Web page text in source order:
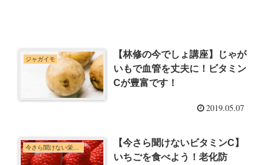
ジャガイモ
【林修の今でしょ講座】じゃが
いもで血管を丈夫に！ビタミン
Cが豊富です！
2019.05.07
今さら聞けない栄養素
【今さら聞けないビタミンC】
いちごを食べよう！老化防